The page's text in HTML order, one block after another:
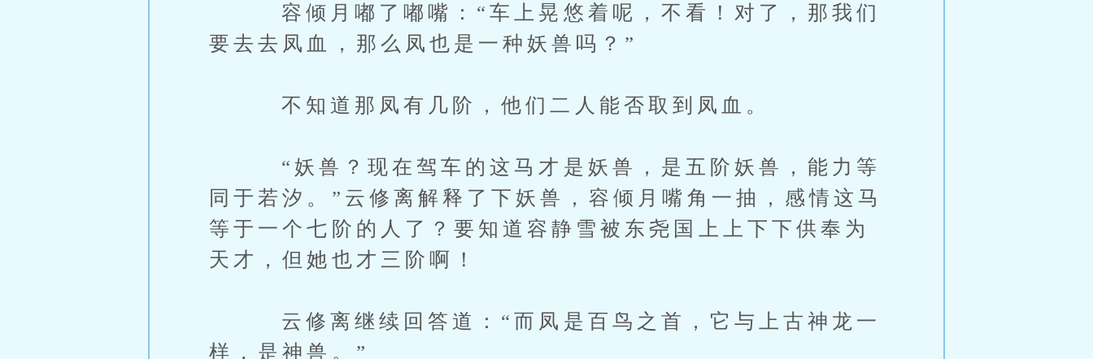
容倾月嘟了嘟嘴：“车上晃悠着呢，不看！对了，那我们
要去去凤血，那么凤也是一种妖兽吗？”
不知道那凤有几阶，他们二人能否取到凤血。
“妖兽？现在驾车的这马才是妖兽，是五阶妖兽，能力等
同于若汐。”云修离解释了下妖兽，容倾月嘴角一抽，感情这马
等于一个七阶的人了？要知道容静雪被东尧国上上下下供奉为
天才，但她也才三阶啊！
云修离继续回答道：“而凤是百鸟之首，它与上古神龙一
样，是神兽。”